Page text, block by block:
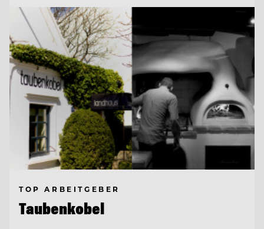
TOP ARBEITGEBER
Taubenkobel